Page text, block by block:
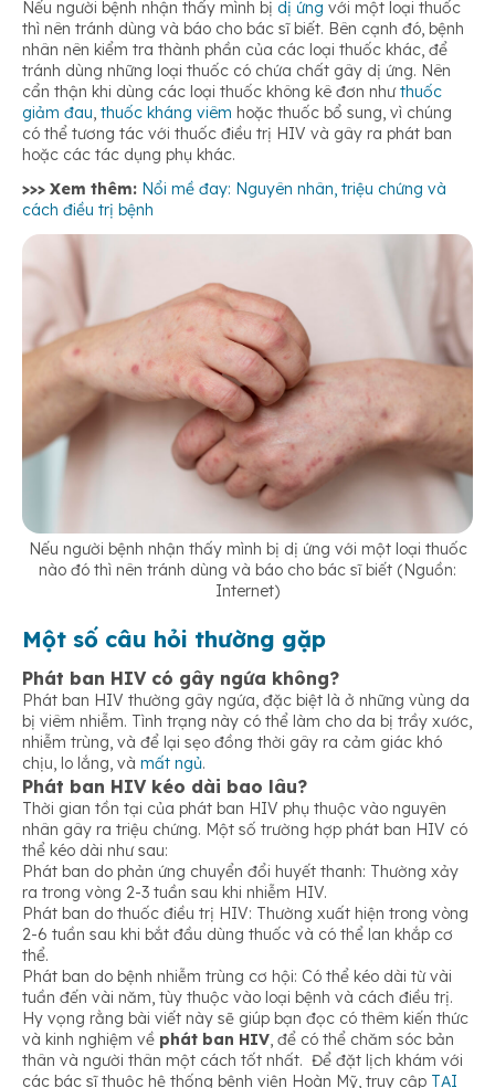
Nếu người bệnh nhận thấy mình bị dị ứng với một loại thuốc
thì nên tránh dùng và báo cho bác sĩ biết. Bên cạnh đó, bệnh
nhân nên kiểm tra thành phần của các loại thuốc khác, để
tránh dùng những loại thuốc có chứa chất gây dị ứng. Nên
cẩn thận khi dùng các loại thuốc không kê đơn nhưthuốc
giảm đau, thuốc kháng viêm hoặc thuốc bổ sung, vì chúng
có thể tương tác với thuốc điều trị HIV và gây ra phát ban
hoặc các tác dụng phụ khác.
>>> Xem thêm: Nổi mề đay: Nguyên nhân, triệu chứng và
cách điều trị bệnh
Nếu người bệnh nhận thấy mình bị dị ứng với một loại thuốc
nào đó thì nên tránh dùng và báo cho bác sĩ biết (Nguồn:
Internet)
Một số câu hỏi thường gặp
Phát ban HIV có gây ngứa không?
Phát ban HIV thường gây ngứa, đặc biệt là ở những vùng da
bị viêm nhiễm. Tình trạng này có thể làm cho da bị trầy xước,
nhiễm trùng, và để lại sẹo đồng thời gây ra cảm giác khó
chịu, lo lắng, và mất ngủ.
Phát ban HIV kéo dài bao lâu?
Thời gian tồn tại của phát ban HIV phụ thuộc vào nguyên
nhân gây ra triệu chứng. Một số trường hợp phát ban HIV có
thể kéo dài như sau:
Phát ban do phản ứng chuyển đổi huyết thanh: Thường xảy
ra trong vòng 2-3 tuần sau khi nhiễm HIV.
Phát ban do thuốc điều trị HIV: Thường xuất hiện trong vòng
2-6 tuần sau khi bắt đầu dùng thuốc và có thể lan khắp cơ
thể.
Phát ban do bệnh nhiễm trùng cơ hội: Có thể kéo dài từ vài
tuần đến vài năm, tùy thuộc vào loại bệnh và cách điều trị.
Hy vọng rằng bài viết này sẽ giúp bạn đọc có thêm kiến thức
và kinh nghiệm về phát ban HIV, để có thể chăm sóc bản
thân và người thân một cách tốt nhất. Để đặt lịch khám với
các bác sĩ thuộc hệ thống bệnh viện Hoàn Mỹ, truy cập TẠI